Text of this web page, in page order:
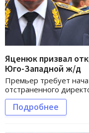
Яценюк призвал
Юго-Западной ж/д
Премьер требует
отстраненного
Подробнее